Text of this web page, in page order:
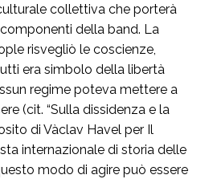
collettiva che porterà
della band. La
risvegliò le coscienze,
era simbolo della libertà
regime poteva mettere a
(cit. “Sulla dissidenza e la
di Vàclav Havel per Il
internazionale di storia delle
modo di agire può essere